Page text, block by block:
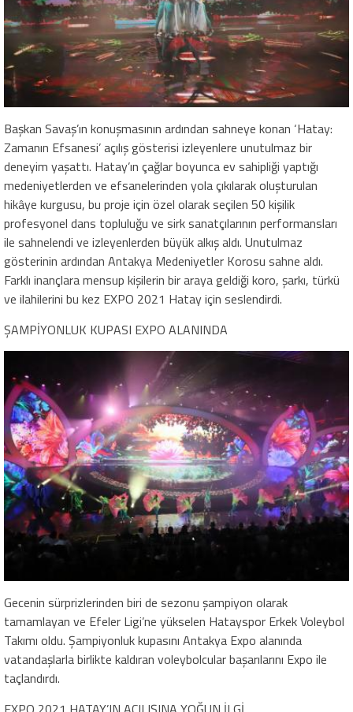
Başkan Savaş’ın konuşmasının ardından sahneye konan ‘Hatay:
Zamanın Efsanesi’ açılış gösterisi izleyenlere unutulmaz bir
deneyim yaşattı. Hatay’ın çağlar boyunca ev sahipliği yaptığı
medeniyetlerden ve efsanelerinden yola çıkılarak oluşturulan
hikâye kurgusu, bu proje için özel olarak seçilen 50 kişilik
profesyonel dans topluluğu ve sirk sanatçılarının performansları
ile sahnelendi ve izleyenlerden büyük alkış aldı. Unutulmaz
gösterinin ardından Antakya Medeniyetler Korosu sahne aldı.
Farklı inançlara mensup kişilerin bir araya geldiği koro, şarkı, türkü
ve ilahilerini bu kez EXPO 2021 Hatay için seslendirdi.
ŞAMPİYONLUK KUPASI EXPO ALANINDA
Gecenin sürprizlerinden biri de sezonu şampiyon olarak
tamamlayan ve Efeler Ligi’ne yükselen Hatayspor Erkek Voleybol
Takımı oldu. Şampiyonluk kupasını Antakya Expo alanında
vatandaşlarla birlikte kaldıran voleybolcular başarılarını Expo ile
taçlandırdı.